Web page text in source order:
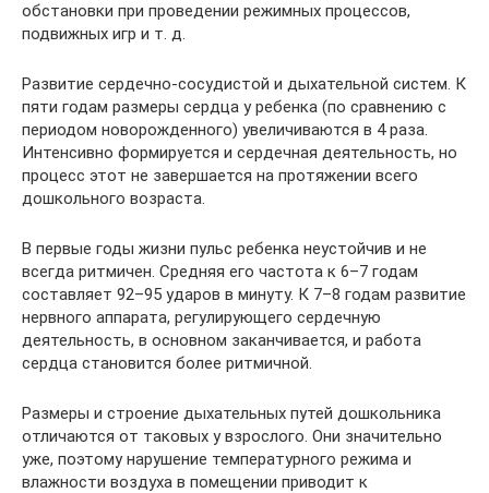
обстановки при проведении режимных процессов,
подвижных игр и т. д.
Развитие сердечно-сосудистой и дыхательной систем. К
пяти годам размеры сердца у ребенка (по сравнению с
периодом новорожденного) увеличиваются в 4 раза.
Интенсивно формируется и сердечная деятельность, но
процесс этот не завершается на протяжении всего
дошкольного возраста.
В первые годы жизни пульс ребенка неустойчив и не
всегда ритмичен. Средняя его частота к 6–7 годам
составляет 92–95 ударов в минуту. К 7–8 годам развитие
нервного аппарата, регулирующего сердечную
деятельность, в основном заканчивается, и работа
сердца становится более ритмичной.
Размеры и строение дыхательных путей дошкольника
отличаются от таковых у взрослого. Они значительно
уже, поэтому нарушение температурного режима и
влажности воздуха в помещении приводит к